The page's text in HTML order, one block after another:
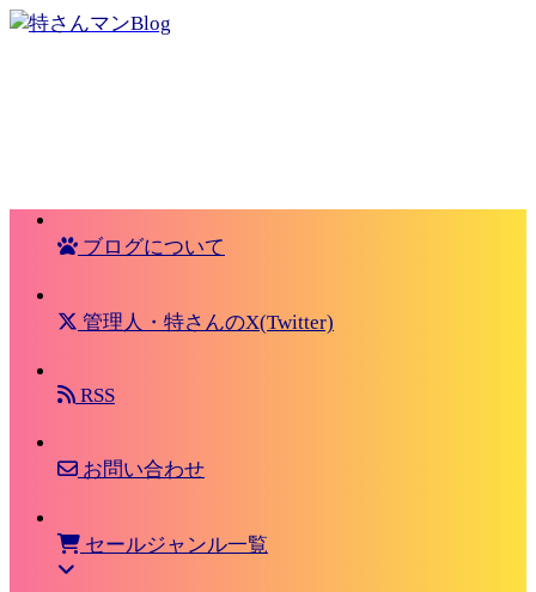
ブログについて
管理人・特さんのX(Twitter)
RSS
お問い合わせ
セールジャンル一覧